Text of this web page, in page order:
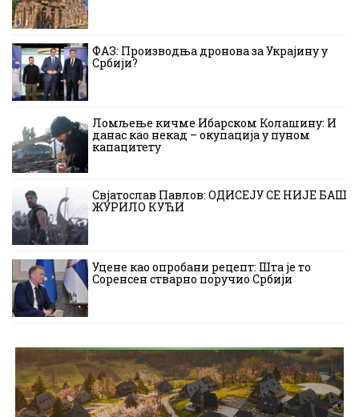
ФАЗ: Производња дронова за Украјину у
Србији?
Ломљење кичме Ибарском Колашину: И
данас као некад – окупација у пуном
капацитету
Свјатослав Павлов: ОДИСЕЈУ СЕ НИЈЕ БАШ
ЖУРИЛО КУЋИ
Уцене као опробани рецепт: Шта је то
Соренсен стварно поручио Србији